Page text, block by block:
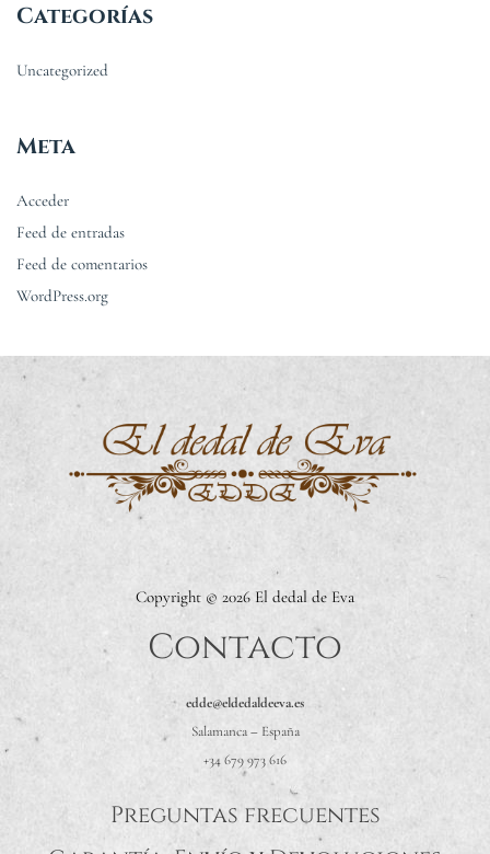
Categorías
Uncategorized
Meta
Acceder
Feed de entradas
Feed de comentarios
WordPress.org
Copyright © 2026 El dedal de Eva
Contacto
edde@eldedaldeeva.es
Salamanca–España
+34 679 973 616
Preguntas frecuentes